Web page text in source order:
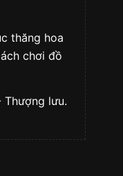
thăng hoa
chơi đồ
Thượng lưu.